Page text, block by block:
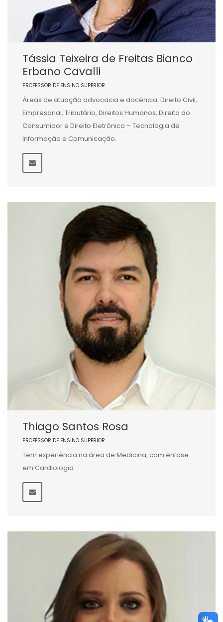
Tássia Teixeira de Freitas Bianco
Erbano Cavalli
PROFESSOR DE ENSINO SUPERIOR
Áreas de atuação advocacia e docência: Direito Civil,
Empresarial, Tributário, Direitos Humanos, Direito do
Consumidor e Direito Eletrônico – Tecnologia de
Informação e Comunicação.
Thiago Santos Rosa
PROFESSOR DE ENSINO SUPERIOR
Tem experiência na área de Medicina, com ênfase
em Cardiologia